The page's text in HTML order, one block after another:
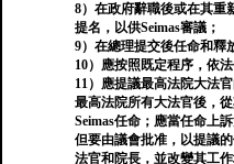
8）在政府辭職後或在其重
提名，以供Seimas審議；
9）在總理提交後任命和釋
10）應按照既定程序，依
11）應提議最高法院大法
最高法院所有大法官後，
Seimas任命；應當任命上
但要由議會批准，以提議
法官和院長，並改變其工